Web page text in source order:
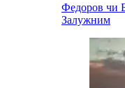
Федоров чи
Залужним